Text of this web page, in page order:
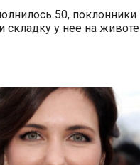
50, поклонники
складку у нее на животе